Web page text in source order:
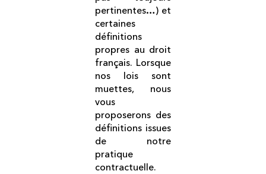
pertinentes…) et
certaines
définitions
propres au droit
français. Lorsque
nos lois sont
muettes, nous
vous
proposerons des
définitions issues
de notre
pratique
contractuelle.